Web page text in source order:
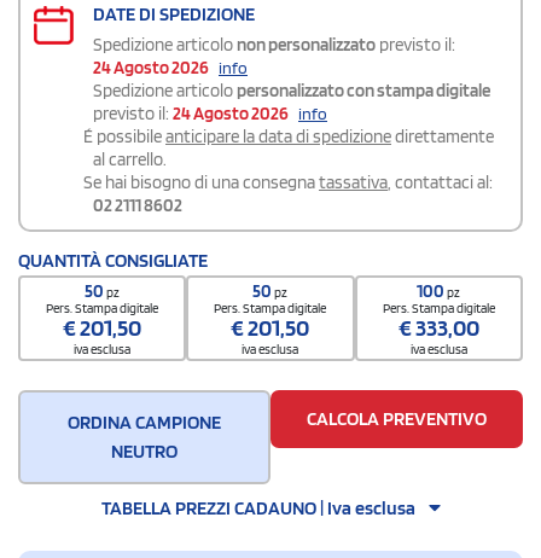
DATE DI SPEDIZIONE
Spedizione articolo non personalizzato previsto il:
24 Agosto 2026 info
Spedizione articolo personalizzato con stampa digitale
previsto il: 24 Agosto 2026 info
É possibileanticipare la data di spedizionedirettamente
al carrello.
Se hai bisogno di una consegnatassativa, contattaci al:
02 2111 8602
QUANTITÀ CONSIGLIATE
50pz
Pers. Stampa digitale
€201,50
iva esclusa
50pz
Pers. Stampa digitale
€201,50
iva esclusa
100pz
Pers. Stampa digitale
€333,00
iva esclusa
ORDINA CAMPIONE
NEUTRO
CALCOLA PREVENTIVO
TABELLA PREZZI CADAUNO | Iva esclusa